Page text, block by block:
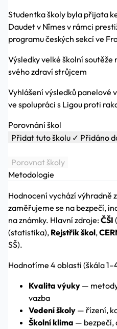
Studentka školy byla přijata
Daudet v Nîmes v rámci
programu českých sekcí ve
Výsledky velké školní soutěže
svého zdraví strůjcem
Vyhlášení výsledků panelové
ve spolupráci s Ligou proti
Porovnání škol
Přidat tuto školu ✓ Přidáno
Porovnat školy
Metodologie
Hodnocení vychází výhradně
zaměřujeme se na bezpečí,
na známky. Hlavní zdroje:ČŠI
(statistika), Rejstřík škol,
SŠ).
Hodnotíme 4 oblasti (škála
Kvalita výuky —
vazba
Vedení školy — řízení,
Školní klima — bezpečí,